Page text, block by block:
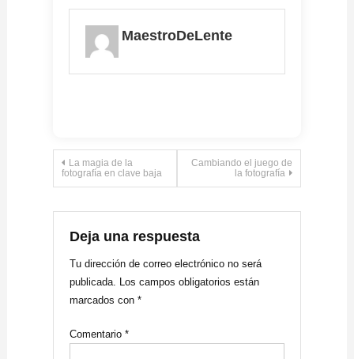
MaestroDeLente
Navegación
entradas
La magia de la
fotografía en clave baja
Cambiando el juego de
la fotografía
Deja una respuesta
Tu dirección de correo electrónico no será
publicada. Los campos obligatorios están
marcados con *
Comentario *